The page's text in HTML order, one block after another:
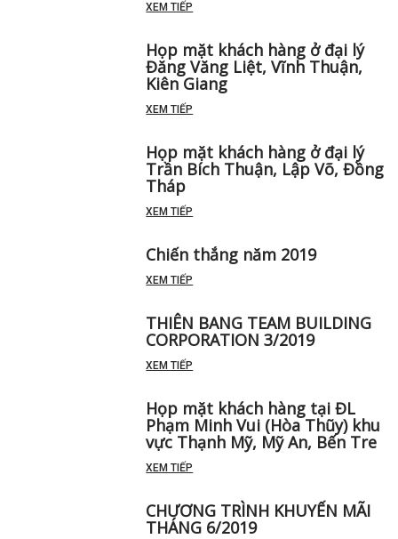
XEM TIẾP
Họp mặt khách hàng ở đại lý
Đăng Văng Liệt, Vĩnh Thuận,
Kiên Giang
XEM TIẾP
Họp mặt khách hàng ở đại lý
Trần Bích Thuận, Lập Võ, Đồng
Tháp
XEM TIẾP
Chiến thắng năm 2019
XEM TIẾP
THIÊN BANG TEAM BUILDING
CORPORATION 3/2019
XEM TIẾP
Họp mặt khách hàng tại ĐL
Phạm Minh Vui (Hòa Thũy) khu
vực Thạnh Mỹ, Mỹ An, Bến Tre
XEM TIẾP
CHƯƠNG TRÌNH KHUYẾN MÃI
THÁNG 6/2019